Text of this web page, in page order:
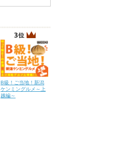
B級！ご当地！新潟
ケンミングルメ～上
越編～